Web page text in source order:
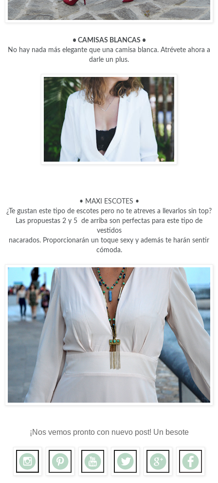
• CAMISAS BLANCAS •
No hay nada más elegante que una camisa blanca. Atrévete ahora a
darle un plus.
• MAXI ESCOTES •
¿Te gustan este tipo de escotes pero no te atreves a llevarlos sin top?
Las propuestas 2 y 5 de arriba son perfectas para este tipo de
vestidos
nacarados. Proporcionarán un toque sexy y además te harán sentir
cómoda.
¡Nos vemos pronto con nuevo post! Un besote